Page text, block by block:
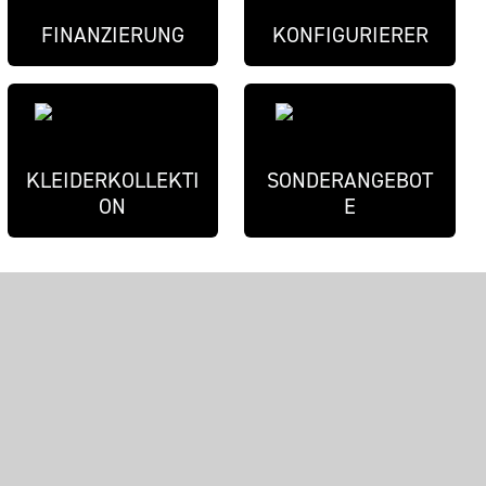
FINANZIERUNG KONFIGURIERER
KLEIDERKOLLEKTI
ON
SONDERANGEBOT
E